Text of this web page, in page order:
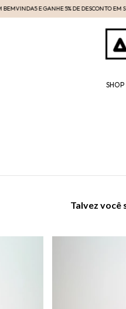
E GANHE 5% DE DESCONTO EM SUA
SHOP
Talvez você